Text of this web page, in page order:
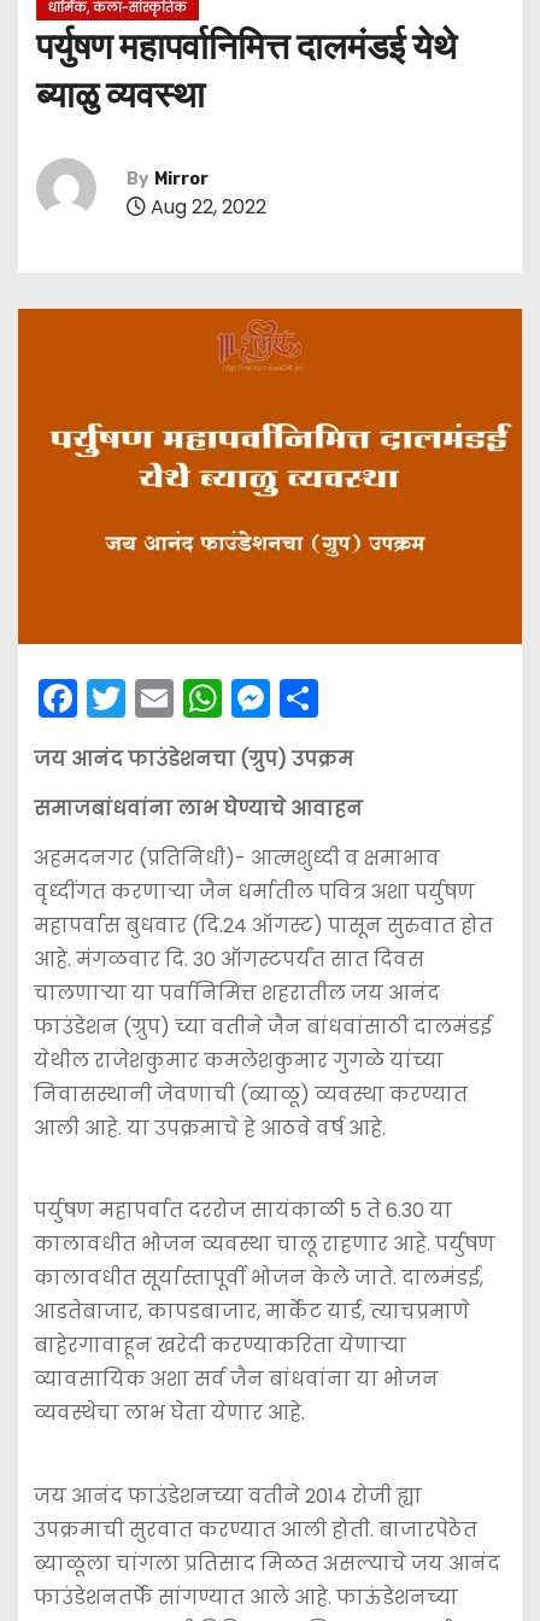
धार्मिक, कला-सांस्कृतिक
पर्युषण महापर्वानिमित्त दालमंडई येथे
ब्याळु व्यवस्था
By Mirror
Aug 22, 2022
F
a
c
e
b
o
o
k
T
w
itt
er
E
m
ai
l
W
h
a
ts
A
p
p
M
e
s
s
e
n
g
er
S
h
ar
e
जय आनंद फाउंडेशनचा (ग्रुप) उपक्रम
समाजबांधवांना लाभ घेण्याचे आवाहन
अहमदनगर (प्रतिनिधी)- आत्मशुध्दी व क्षमाभाव
वृध्दींगत करणार्‍या जैन धर्मातील पवित्र अशा पर्युषण
महापर्वास बुधवार (दि.24 ऑगस्ट) पासून सुरुवात होत
आहे. मंगळवार दि. 30 ऑगस्टपर्यंत सात दिवस
चालणार्‍या या पर्वानिमित्त शहरातील जय आनंद
फाउंडेशन (ग्रुप) च्या वतीने जैन बांधवांसाठी दालमंडई
येथील राजेशकुमार कमलेशकुमार गुगळे यांच्या
निवासस्थानी जेवणाची (ब्याळू) व्यवस्था करण्यात
आली आहे. या उपक्रमाचे हे आठवे वर्ष आहे.
पर्युषण महापर्वात दररोज सायंकाळी 5 ते 6.30 या
कालावधीत भोजन व्यवस्था चालू राहणार आहे. पर्युषण
कालावधीत सूर्यास्तापूर्वी भोजन केले जाते. दालमंडई,
आडतेबाजार, कापडबाजार, मार्केट यार्ड, त्याचप्रमाणे
बाहेरगावाहून खरेदी करण्याकरिता येणार्‍या
व्यावसायिक अशा सर्व जैन बांधवांना या भोजन
व्यवस्थेचा लाभ घेता येणार आहे.
जय आनंद फाउंडेशनच्या वतीने 2014 रोजी ह्या
उपक्रमाची सुरवात करण्यात आली होती. बाजारपेठेत
ब्याळूला चांगला प्रतिसाद मिळत असल्याचे जय आनंद
फाउंडेशनतर्फे सांगण्यात आले आहे. फाऊंडेशनच्या